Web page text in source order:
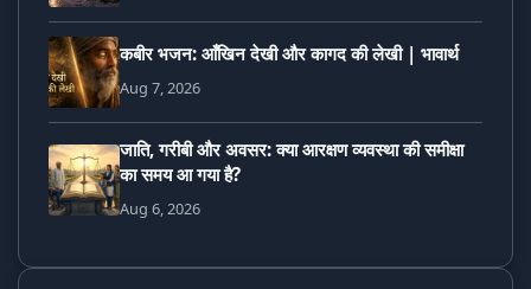
कबीर भजन: आँखिन देखी और कागद की लेखी | भावार्थ
Aug 7, 2026
जाति, गरीबी और अवसर: क्या आरक्षण व्यवस्था की समीक्षा
का समय आ गया है?
Aug 6, 2026